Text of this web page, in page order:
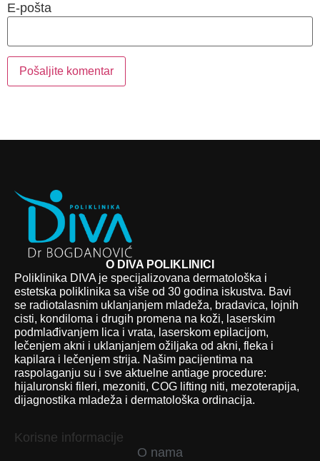
E-pošta
O DIVA POLIKLINICI
Poliklinika DIVA je specijalizovana dermatološka i
estetska poliklinika sa više od 30 godina iskustva. Bavi
se radiotalasnim uklanjanjem mladeža, bradavica, lojnih
cisti, kondiloma i drugih promena na koži, laserskim
podmlađivanjem lica i vrata, laserskom epilacijom,
lečenjem akni i uklanjanjem ožiljaka od akni, fleka i
kapilara i lečenjem strija. Našim pacijentima na
raspolaganju su i sve aktuelne antiage procedure:
hijaluronski fileri, mezoniti, COG lifting niti, mezoterapija,
dijagnostika mladeža i dermatološka ordinacija.
Korisne informacije
O nama